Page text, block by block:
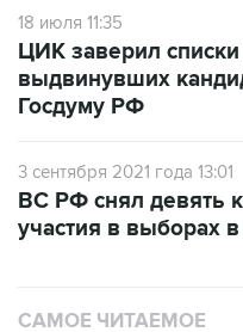
выдвинувших
Госдуму РФ
3 сентября 2021 года 13:01
участия в выборах в
Число пострадавших